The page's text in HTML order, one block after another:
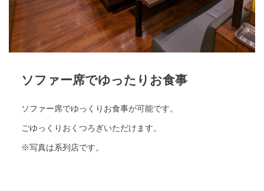
ソファー席でゆったりお食事
ソファー席でゆっくりお食事が可能です。
ごゆっくりおくつろぎいただけます。
※写真は系列店です。